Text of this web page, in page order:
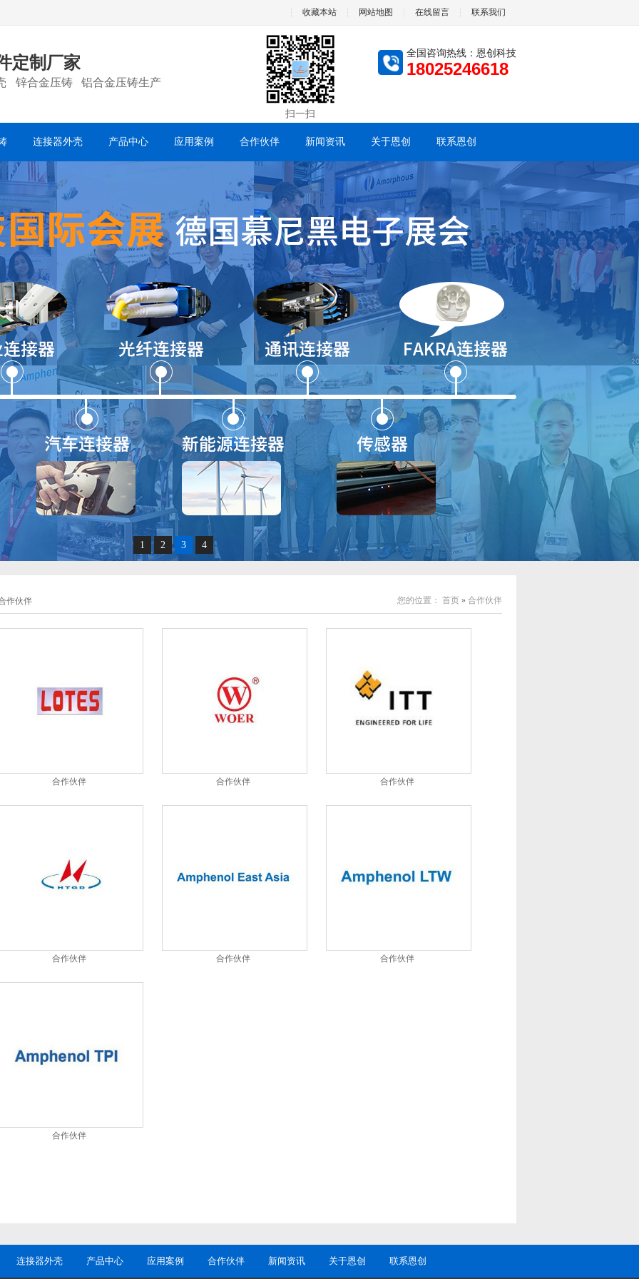
收藏本站 网站地图 在线留言 联系我们
定制厂家
锌合金压铸 铝合金压铸生产
扫一扫
全国咨询热线：恩创科技
18025246618
连接器外壳 产品中心 应用案例 合作伙伴 新闻资讯 关于恩创 联系恩创
1 2 3 4
作伙伴 您的位置： 首页 » 合作伙伴
合作伙伴 合作伙伴 合作伙伴
合作伙伴 合作伙伴 合作伙伴
合作伙伴
连接器外壳 产品中心 应用案例 合作伙伴 新闻资讯 关于恩创 联系恩创